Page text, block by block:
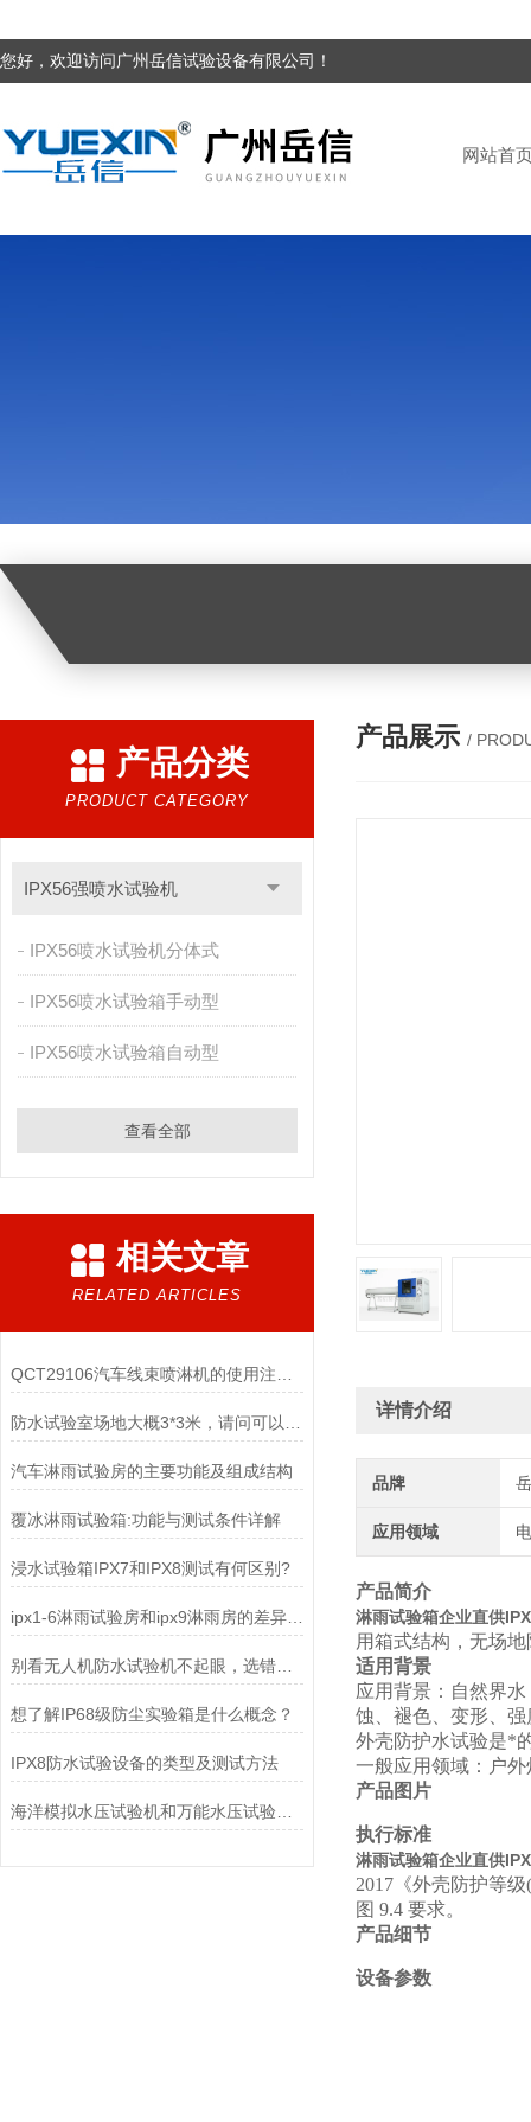
您好，欢迎访问广州岳信试验设备有限公司！
网站首
产品分类
PRODUCT CATEGORY
IPX56强喷水试验机
IPX56喷水试验机分体式
IPX56喷水试验箱手动型
IPX56喷水试验箱自动型
查看全部
相关文章
RELATED ARTICLES
汽车淋雨试验房的主要功能及组成结构
覆冰淋雨试验箱:功能与测试条件详解
浸水试验箱IPX7和IPX8测试有何区别?
ipx1-6淋雨试验房和ipx9淋雨房的差异特点
别看无人机防水试验机不起眼，选错了真能坑惨你
想了解IP68级防尘实验箱是什么概念？
IPX8防水试验设备的类型及测试方法
海洋模拟水压试验机和万能水压试验机的区别
产品展示 /
详情介绍
品牌
应用领域
产品简介
淋雨试验箱企业直供
用箱式结构，无场
适用背景
应用背景：自然界
蚀、褪色、变形、
外壳防护水试验是*
一般应用领域：户
产品图片
执行标准
淋雨试验箱企业直供
2017《外壳防护等级
图 9.4 要求。
产品细节
设备参数